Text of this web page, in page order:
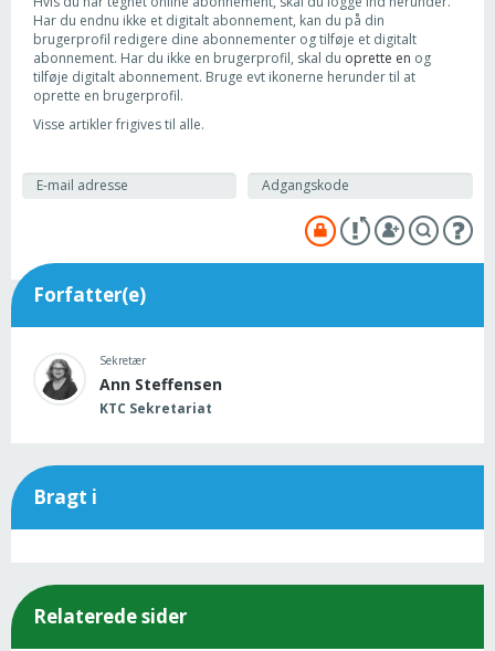
Har du endnu ikke et digitalt abonnement, kan du på din
brugerprofil redigere dine abonnementer og tilføje et digitalt
abonnement. Har du ikke en brugerprofil, skal du oprette en og
tilføje digitalt abonnement. Bruge evt ikonerne herunder til at
oprette en brugerprofil.
Visse artikler frigives til alle.
Forfatter(e)
Sekretær
Ann Steffensen
KTC Sekretariat
Bragt i
Relaterede sider